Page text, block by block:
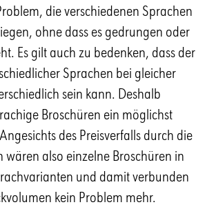
die verschiedenen Sprachen
ohne dass es gedrungen oder
Es gilt auch zu bedenken, dass der
Sprachen bei gleicher
sein kann. Deshalb
Broschüren ein möglichst
des Preisverfalls durch die
wären also einzelne Broschüren in
und damit verbunden
kein Problem mehr.